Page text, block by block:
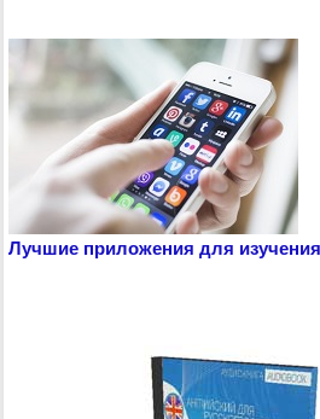
Лучшие приложения для